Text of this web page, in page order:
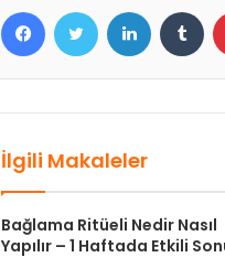
FacebookTwitter LinkedIn
İlgili Makaleler
Bağlama Ritüeli Nedir Nasıl
Yapılır – 1 Haftada Etkili